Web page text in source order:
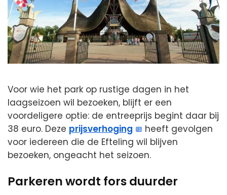
Voor wie het park op rustige dagen in het
laagseizoen wil bezoeken, blijft er een
voordeligere optie: de entreeprijs begint daar bij
38 euro. Deze prijsverhoging
heeft gevolgen
voor iedereen die de Efteling wil blijven
bezoeken, ongeacht het seizoen.
Parkeren wordt fors duurder